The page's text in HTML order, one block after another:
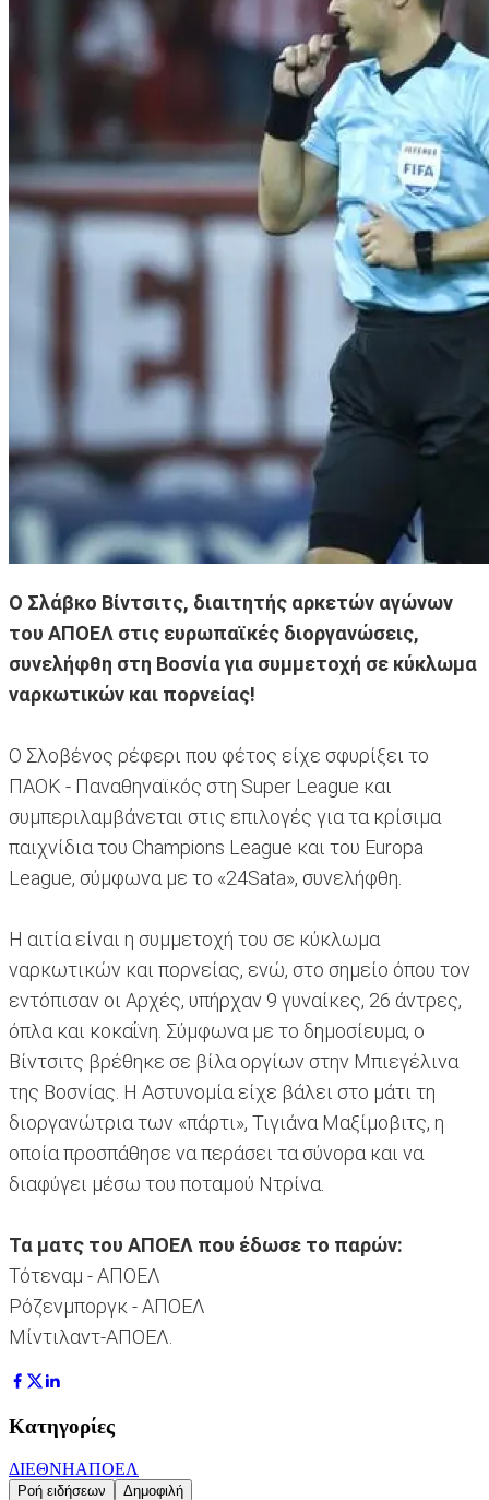
Ο Σλάβκο Βίντσιτς, διαιτητής αρκετών αγώνων
του ΑΠΟΕΛ στις ευρωπαϊκές διοργανώσεις,
συνελήφθη στη Βοσνία για συμμετοχή σε κύκλωμα
ναρκωτικών και πορνείας!
Ο Σλοβένος ρέφερι που φέτος είχε σφυρίξει το
ΠΑΟΚ - Παναθηναϊκός στη Super League και
συμπεριλαμβάνεται στις επιλογές για τα κρίσιμα
παιχνίδια του Champions League και του Europa
League, σύμφωνα με το «24Sata», συνελήφθη.
Η αιτία είναι η συμμετοχή του σε κύκλωμα
ναρκωτικών και πορνείας, ενώ, στο σημείο όπου τον
εντόπισαν οι Αρχές, υπήρχαν 9 γυναίκες, 26 άντρες,
όπλα και κοκαΐνη. Σύμφωνα με το δημοσίευμα, ο
Βίντσιτς βρέθηκε σε βίλα οργίων στην Μπιεγέλινα
της Βοσνίας. Η Αστυνομία είχε βάλει στο μάτι τη
διοργανώτρια των «πάρτι», Τιγιάνα Μαξίμοβιτς, η
οποία προσπάθησε να περάσει τα σύνορα και να
διαφύγει μέσω του ποταμού Ντρίνα.
Τα ματς του ΑΠΟΕΛ που έδωσε το παρών:
Τότεναμ - ΑΠΟΕΛ
Ρόζενμποργκ - ΑΠΟΕΛ
Μίντιλαντ-ΑΠΟΕΛ.
Κατηγορίες
ΔΙΕΘΝΗΑΠΟΕΛ
Ροή ειδήσεων Δημοφιλή